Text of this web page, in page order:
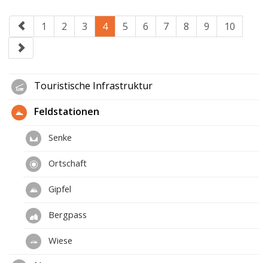
1 2 3 4 5 6 7 8 9 10
Touristische Infrastruktur
Feldstationen
Senke
Ortschaft
Gipfel
Bergpass
Wiese